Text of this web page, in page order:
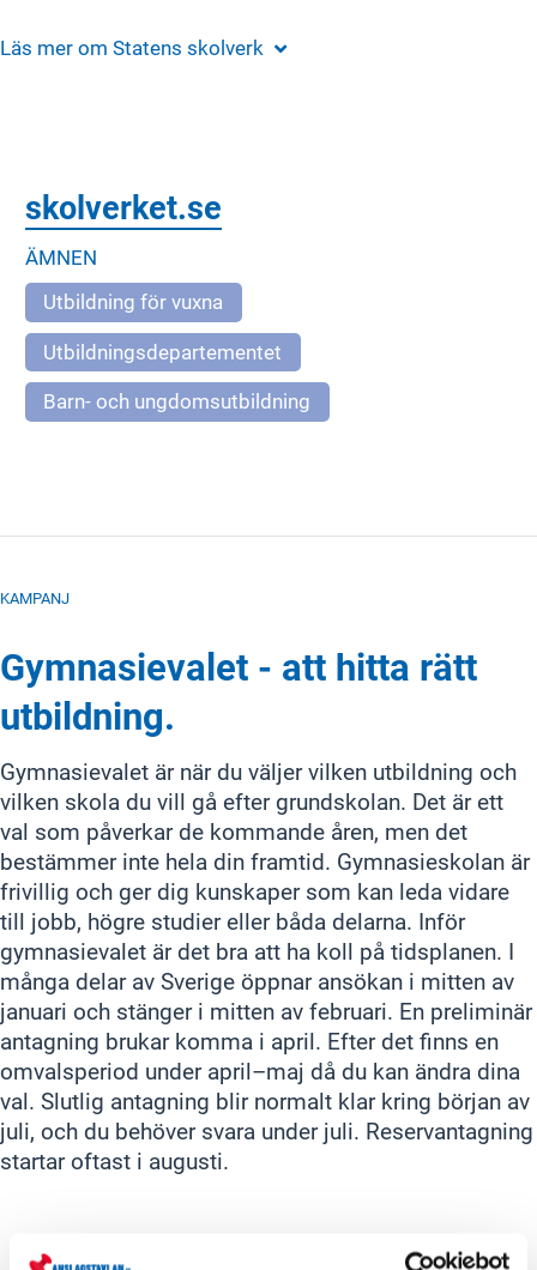
Läs mer om Statens skolverk
skolverket.se
ÄMNEN
Utbildning för vuxna
Utbildningsdepartementet
Barn- och ungdomsutbildning
KAMPANJ
Gymnasievalet - att hitta rätt
utbildning.
Gymnasievalet är när du väljer vilken utbildning och
vilken skola du vill gå efter grundskolan. Det är ett
val som påverkar de kommande åren, men det
bestämmer inte hela din framtid. Gymnasieskolan är
frivillig och ger dig kunskaper som kan leda vidare
till jobb, högre studier eller båda delarna. Inför
gymnasievalet är det bra att ha koll på tidsplanen. I
många delar av Sverige öppnar ansökan i mitten av
januari och stänger i mitten av februari. En preliminär
antagning brukar komma i april. Efter det finns en
omvalsperiod under april–maj då du kan ändra dina
val. Slutlig antagning blir normalt klar kring början av
juli, och du behöver svara under juli. Reservantagning
startar oftast i augusti.